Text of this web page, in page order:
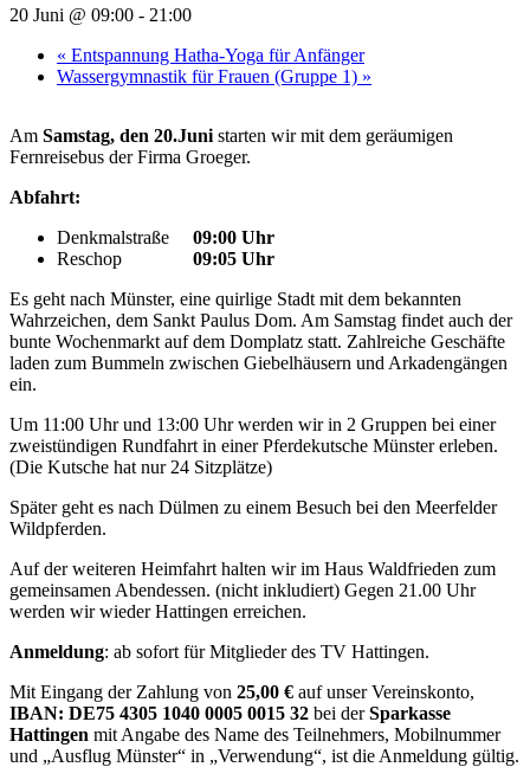
20 Juni @ 09:00 - 21:00
« Entspannung Hatha-Yoga für Anfänger
Wassergymnastik für Frauen (Gruppe 1) »
Am Samstag, den 20.Juni starten wir mit dem geräumigen
Fernreisebus der Firma Groeger.
Abfahrt:
Denkmalstraße 09:00 Uhr
Reschop 09:05 Uhr
Es geht nach Münster, eine quirlige Stadt mit dem bekannten
Wahrzeichen, dem Sankt Paulus Dom. Am Samstag findet auch der
bunte Wochenmarkt auf dem Domplatz statt. Zahlreiche Geschäfte
laden zum Bummeln zwischen Giebelhäusern und Arkadengängen
ein.
Um 11:00 Uhr und 13:00 Uhr werden wir in 2 Gruppen bei einer
zweistündigen Rundfahrt in einer Pferdekutsche Münster erleben.
(Die Kutsche hat nur 24 Sitzplätze)
Später geht es nach Dülmen zu einem Besuch bei den Meerfelder
Wildpferden.
Auf der weiteren Heimfahrt halten wir im Haus Waldfrieden zum
gemeinsamen Abendessen. (nicht inkludiert) Gegen 21.00 Uhr
werden wir wieder Hattingen erreichen.
Anmeldung: ab sofort für Mitglieder des TV Hattingen.
Mit Eingang der Zahlung von 25,00 € auf unser Vereinskonto,
IBAN: DE75 4305 1040 0005 0015 32 bei derSparkasse
Hattingen mit Angabe des Name des Teilnehmers, Mobilnummer
und „Ausflug Münster“ in „Verwendung“, ist die Anmeldung gültig.